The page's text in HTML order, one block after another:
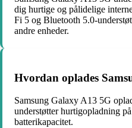
dig hurtige og pålidelige
Fi 5 og Bluetooth 5.0-
andre enheder.
Hvordan oplades
Samsung Galaxy A13 5G
understøtter hurtigopladning
batterikapacitet.